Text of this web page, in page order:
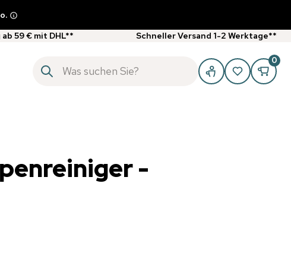
59 € mit DHL** Schneller Versand 1-2 Werktage**
0
-